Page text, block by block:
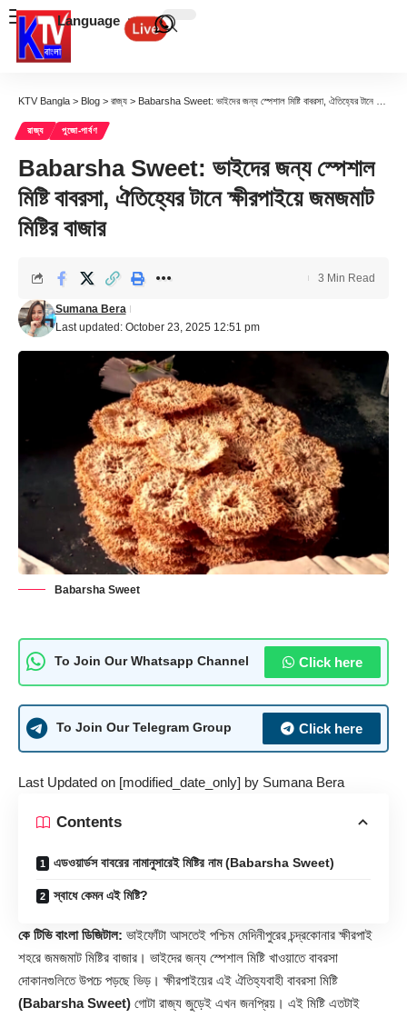
Language
KTV Bangla > Blog > রাজ্য > Babarsha Sweet: ভাইদের জন্য স্পেশাল মিষ্টি বাবরসা, ঐতিহ্যের টানে ক্ষীরপাইয়ে জমজমাট মিষ্টির বাজার
রাজ্য পুজো-পার্বণ
Babarsha Sweet: ভাইদের জন্য স্পেশাল
মিষ্টি বাবরসা, ঐতিহ্যের টানে ক্ষীরপাইয়ে জমজমাট
মিষ্টির বাজার
Last updated: October 23, 2025 12:51 pm
Sumana Bera
3 Min Read
Babarsha Sweet
To Join Our Whatsapp Channel Click here
To Join Our Telegram Group Click here
Last Updated on [modified_date_only] by Sumana Bera
Contents
এডওয়ার্ডস বাবরের নামানুসারেই মিষ্টির নাম (Babarsha Sweet)
স্বাধে কেমন এই মিষ্টি?
কে টিভি বাংলা ডিজিটাল: ভাইফোঁটা আসতেই পশ্চিম মেদিনীপুরের চন্দ্রকোনার ক্ষীরপাই
শহরে জমজমাট মিষ্টির বাজার। ভাইদের জন্য স্পেশাল মিষ্টি খাওয়াতে বাবরসা
দোকানগুলিতে উপচে পড়ছে ভিড়। ক্ষীরপাইয়ের এই ঐতিহ্যবাহী বাবরসা মিষ্টি
(Babarsha Sweet) গোটা রাজ্য জুড়েই এখন জনপ্রিয়। এই মিষ্টি এতটাই